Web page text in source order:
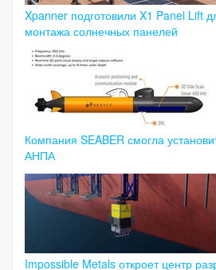
Xpanner подготовили X1 Panel Lift
монтажа солнечных панелей
Компания SEABER смогла
АНПА
Impossible Metals откроет центр